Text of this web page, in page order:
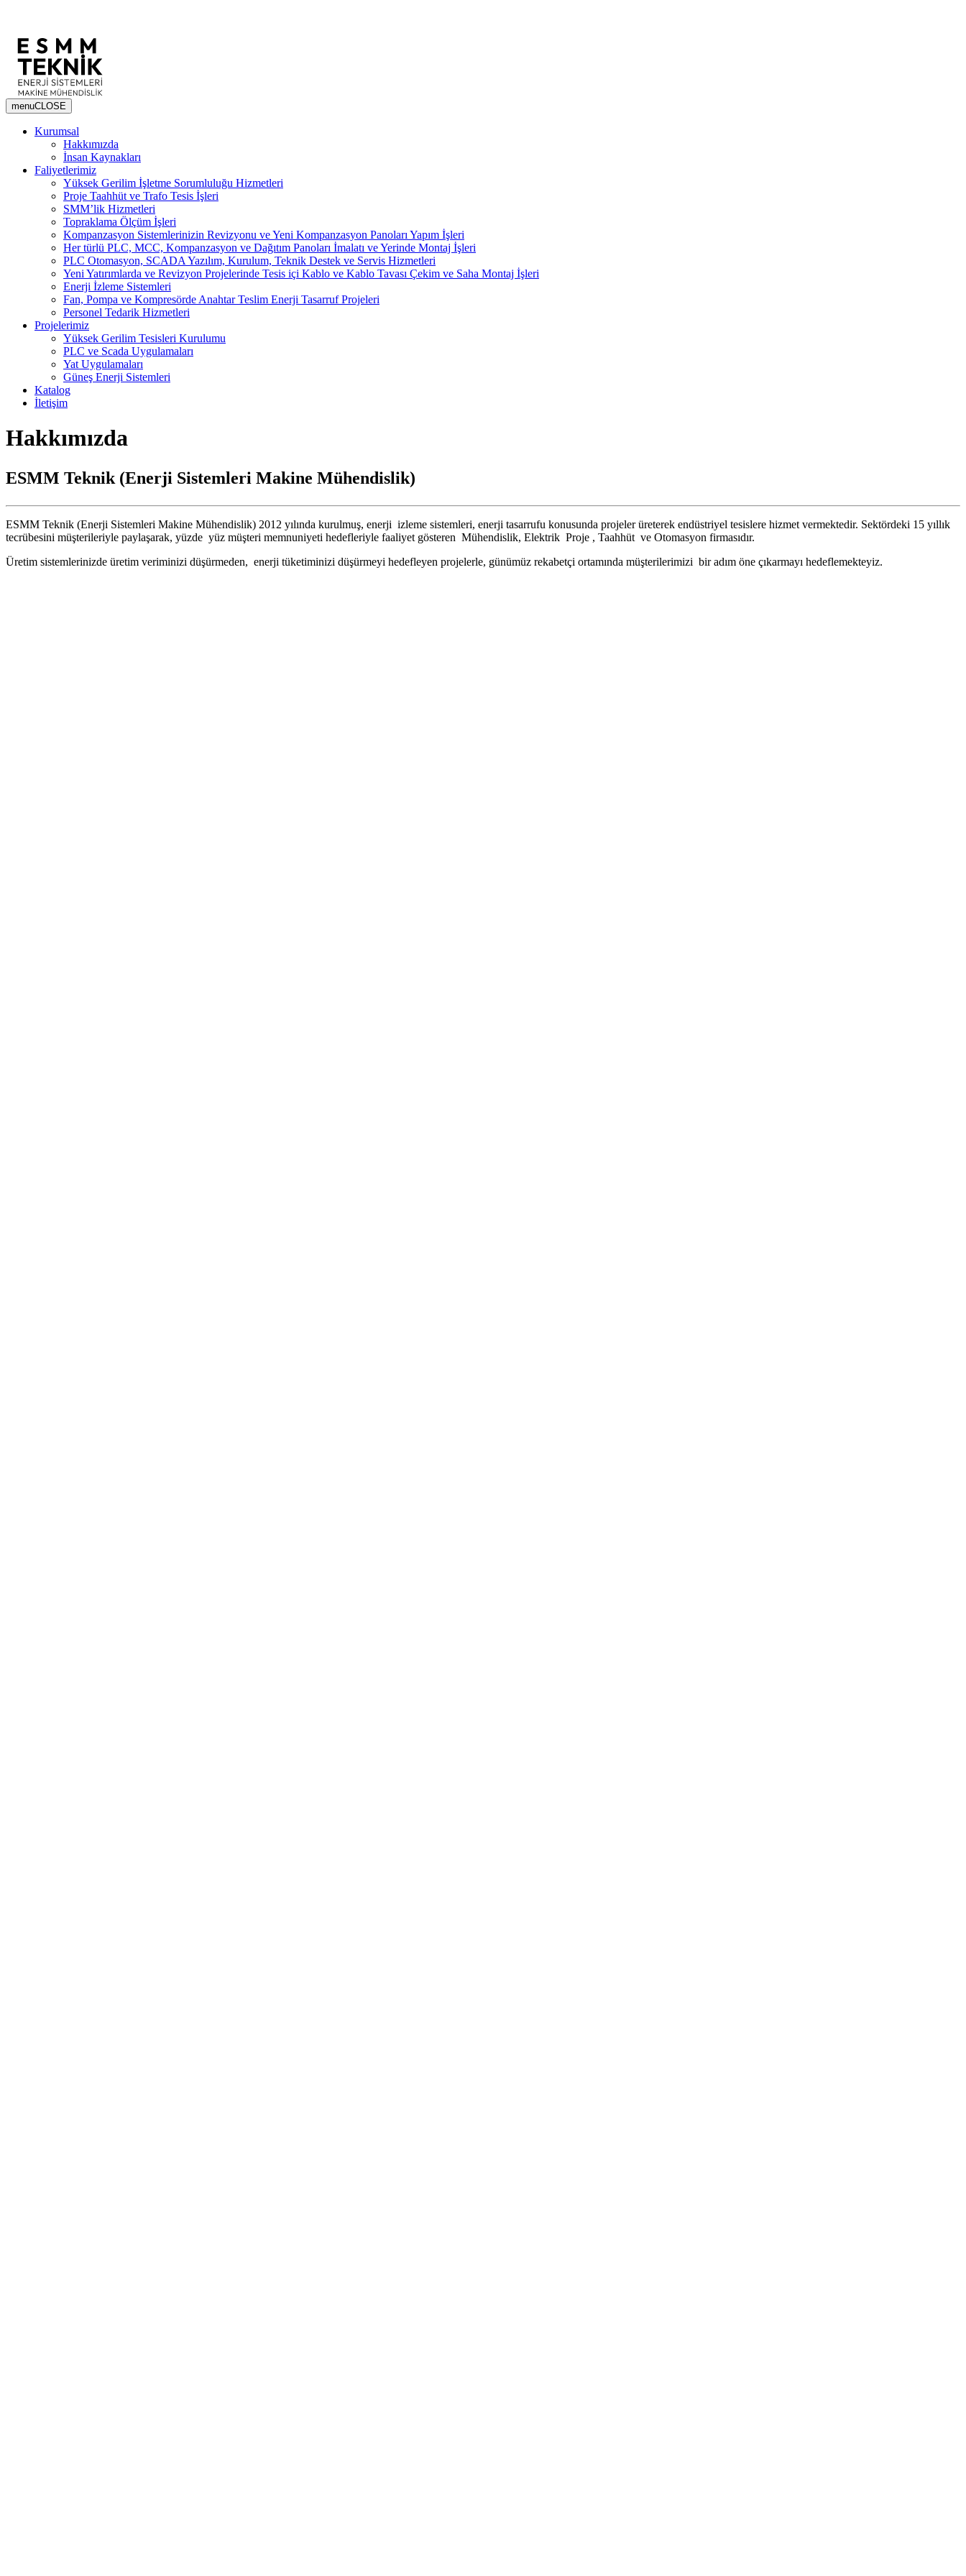
menuCLOSE
Kurumsal
Hakkımızda
İnsan Kaynakları
Faliyetlerimiz
Yüksek Gerilim İşletme Sorumluluğu Hizmetleri
Proje Taahhüt ve Trafo Tesis İşleri
SMM’lik Hizmetleri
Topraklama Ölçüm İşleri
Kompanzasyon Sistemlerinizin Revizyonu ve Yeni Kompanzasyon Panoları Yapım İşleri
Her türlü PLC, MCC, Kompanzasyon ve Dağıtım Panoları İmalatı ve Yerinde Montaj İşleri
PLC Otomasyon, SCADA Yazılım, Kurulum, Teknik Destek ve Servis Hizmetleri
Yeni Yatırımlarda ve Revizyon Projelerinde Tesis içi Kablo ve Kablo Tavası Çekim ve Saha Montaj İşleri
Enerji İzleme Sistemleri
Fan, Pompa ve Kompresörde Anahtar Teslim Enerji Tasarruf Projeleri
Personel Tedarik Hizmetleri
Projelerimiz
Yüksek Gerilim Tesisleri Kurulumu
PLC ve Scada Uygulamaları
Yat Uygulamaları
Güneş Enerji Sistemleri
Katalog
İletişim
Hakkımızda
ESMM Teknik (Enerji Sistemleri Makine Mühendislik)
ESMM Teknik (Enerji Sistemleri Makine Mühendislik) 2012 yılında kurulmuş, enerji izleme sistemleri, enerji tasarrufu konusunda projeler üreterek endüstriyel tesislere hizmet vermektedir. Sektördeki 15 yıllık
tecrübesini müşterileriyle paylaşarak, yüzde yüz müşteri memnuniyeti hedefleriyle faaliyet gösteren Mühendislik, Elektrik Proje , Taahhüt ve Otomasyon firmasıdır.
Üretim sistemlerinizde üretim veriminizi düşürmeden, enerji tüketiminizi düşürmeyi hedefleyen projelerle, günümüz rekabetçi ortamında müşterilerimizi bir adım öne çıkarmayı hedeflemekteyiz.